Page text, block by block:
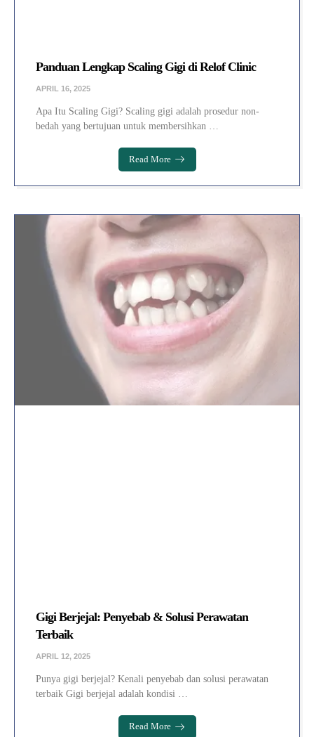
Panduan Lengkap Scaling Gigi di Relof Clinic
APRIL 16, 2025
Apa Itu Scaling Gigi? Scaling gigi adalah prosedur non-
bedah yang bertujuan untuk membersihkan …
Read More
Gigi Berjejal: Penyebab & Solusi Perawatan
Terbaik
APRIL 12, 2025
Punya gigi berjejal? Kenali penyebab dan solusi perawatan
terbaik Gigi berjejal adalah kondisi …
Read More